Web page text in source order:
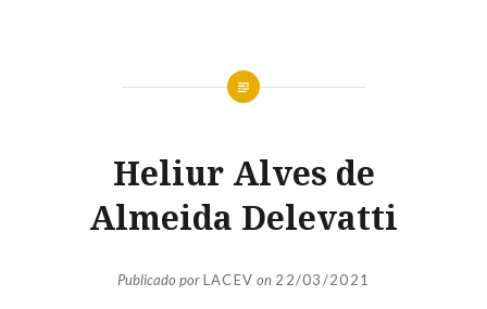
Heliur Alves de
Almeida Delevatti
Publicado porLACEV on 22/03/2021